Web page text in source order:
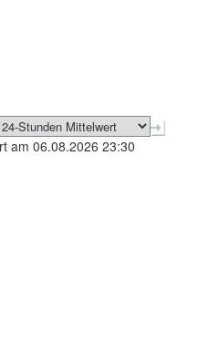
am 06.08.2026 23:30